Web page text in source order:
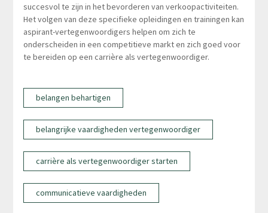
succesvol te zijn in het bevorderen van verkoopactiviteiten.
Het volgen van deze specifieke opleidingen en trainingen kan
aspirant-vertegenwoordigers helpen om zich te
onderscheiden in een competitieve markt en zich goed voor
te bereiden op een carrière als vertegenwoordiger.
belangen behartigen
belangrijke vaardigheden vertegenwoordiger
carrière als vertegenwoordiger starten
communicatieve vaardigheden